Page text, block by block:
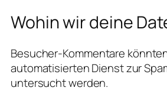
Wohin wir deine
Besucher-Kommentare
automatisierten Dienst zur
untersucht werden.